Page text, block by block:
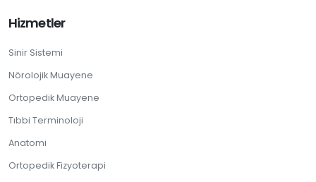
Hizmetler
Sinir Sistemi
Nörolojik Muayene
Ortopedik Muayene
Tıbbi Terminoloji
Anatomi
Ortopedik Fizyoterapi